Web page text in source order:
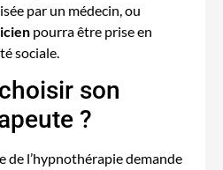
par un médecin, ou
pourra être prise en
sociale.
son
?
de l’hypnothérapie demande